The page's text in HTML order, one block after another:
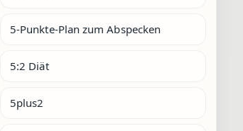
5-Punkte-Plan zum Abspecken
5:2 Diät
5plus2